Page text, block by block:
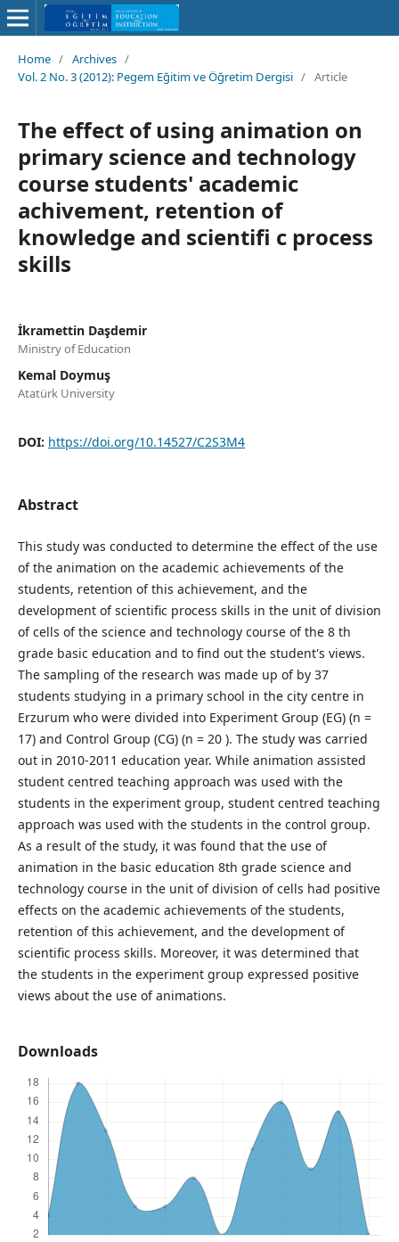
Home / Archives /
Vol. 2 No. 3 (2012): Pegem Eğitim ve Öğretim Dergisi / Article
The effect of using animation on
primary science and technology
course students' academic
achivement, retention of
knowledge and scientifi c process
skills
İkramettin Daşdemir
Ministry of Education
Kemal Doymuş
Atatürk University
DOI: https://doi.org/10.14527/C2S3M4
Abstract
This study was conducted to determine the effect of the use
of the animation on the academic achievements of the
students, retention of this achievement, and the
development of scientific process skills in the unit of division
of cells of the science and technology course of the 8 th
grade basic education and to find out the student's views.
The sampling of the research was made up of by 37
students studying in a primary school in the city centre in
Erzurum who were divided into Experiment Group (EG) (n =
17) and Control Group (CG) (n = 20 ). The study was carried
out in 2010-2011 education year. While animation assisted
student centred teaching approach was used with the
students in the experiment group, student centred teaching
approach was used with the students in the control group.
As a result of the study, it was found that the use of
animation in the basic education 8th grade science and
technology course in the unit of division of cells had positive
effects on the academic achievements of the students,
retention of this achievement, and the development of
scientific process skills. Moreover, it was determined that
the students in the experiment group expressed positive
views about the use of animations.
Downloads